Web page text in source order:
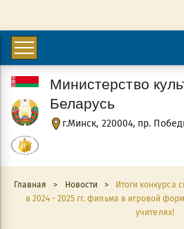
г.Минск, 220004, пр.
Министерство
Беларусь
Главная > Новости >
Итоги конкурса
в 2024 - 2025 гг. фильма в игровой
учителях!